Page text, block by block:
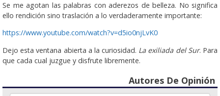
Se me agotan las palabras con aderezos de belleza. No significa
ello rendición sino traslación a lo verdaderamente importante:
https://www.youtube.com/watch?v=d5io0njLvK0
Dejo esta ventana abierta a la curiosidad. La exiliada del Sur. Para
que cada cual juzgue y disfrute libremente.
Autores De Opinión